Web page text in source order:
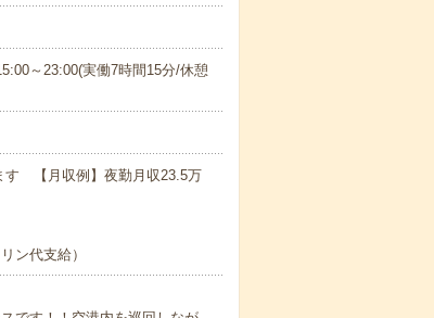
～23:00(実働7時間15分/休憩
す 【月収例】夜勤月収23.5万
ン代支給）